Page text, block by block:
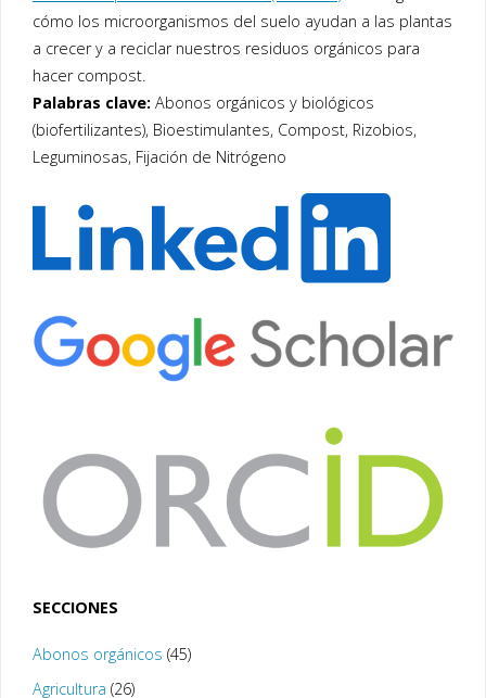
cómo los microorganismos del suelo ayudan a las plantas
a crecer y a reciclar nuestros residuos orgánicos para
hacer compost.
Palabras clave:Abonos orgánicos y biológicos
(biofertilizantes), Bioestimulantes, Compost, Rizobios,
Leguminosas, Fijación de Nitrógeno
SECCIONES
Abonos orgánicos (45)
Agricultura (26)